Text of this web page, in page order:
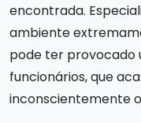
encontrada.
ambiente
pode ter provocado
funcionários, que
inconscientemente